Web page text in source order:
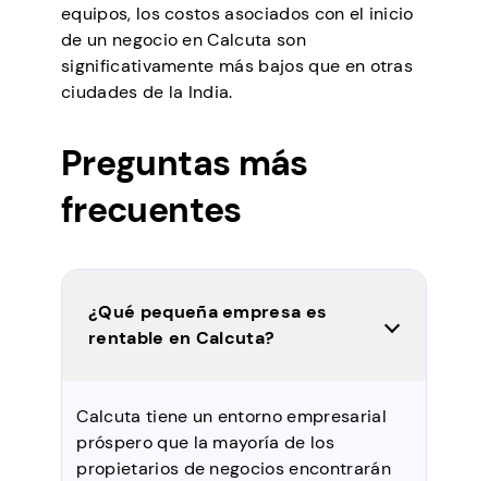
equipos, los costos asociados con el inicio
de un negocio en Calcuta son
significativamente más bajos que en otras
ciudades de la India.
Preguntas más
frecuentes
¿Qué pequeña empresa es
rentable en Calcuta?
Calcuta tiene un entorno empresarial
próspero que la mayoría de los
propietarios de negocios encontrarán